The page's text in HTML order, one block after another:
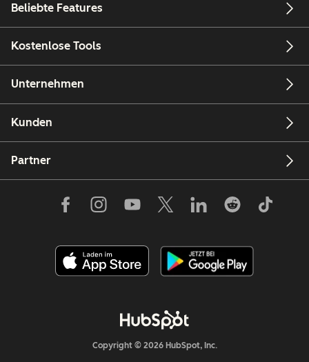
Beliebte Features
Kostenlose Tools
Unternehmen
Kunden
Partner
Copyright © 2026 HubSpot, Inc.